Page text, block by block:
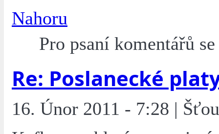
Nahoru
Pro psaní komentářů
Re: Poslanecké
16. Únor 2011 - 7:28 |